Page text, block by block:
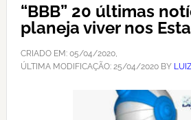
“BBB” 20 últimas
planeja viver nos
CRIADO EM: 05/04/2020,
ÚLTIMA MODIFICAÇÃO: 25/04/2020BY